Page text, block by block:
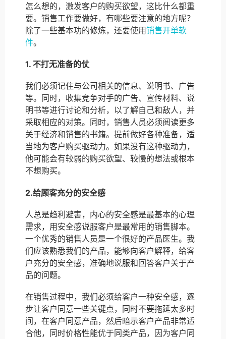
怎么想的，激发客户的购买欲望，这比什么都重
要。销售工作要做好，有哪些要注意的地方呢？
除了一些基本功的修炼，还要使用销售开单软
件。
1. 不打无准备的仗
我们必须记住与公司相关的信息、说明书、广告
等。同时，收集竞争对手的广告、宣传材料、说
明书等进行讨论和分析，以了解自己和敌人，并
采取相应的对策。同时，销售人员必须阅读更多
关于经济和销售的书籍。提前做好各种准备，适
当地为客户购买驱动力。如果没有这种驱动力，
他可能会有较弱的购买欲望、较慢的想法或根本
不想购买。
2.给顾客充分的安全感
人总是趋利避害，内心的安全感是最基本的心理
需求，用安全感说服客户是最常用的销售脚本。
一个优秀的销售人员是一个很好的产品医生。我
们应该熟悉我们的产品，能够向客户解释，给客
户充分的安全感，准确地说服和回答客户关于产
品的问题。
在销售过程中，我们必须给客户一种安全感，逐
步让客户同意一些关键点，同时不要拖延太多时
间，在客户同意产品，然后暗示客户产品非常适
合他，同时价格性能优于同类产品，因为客户同